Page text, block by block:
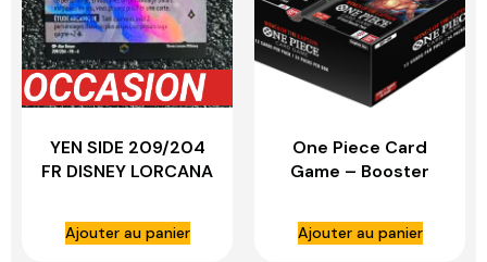
YEN SIDE 209/204
FR DISNEY LORCANA
Ajouter au panier
One Piece Card
Game – Booster
Wings of the
Captain
Ajouter au panier